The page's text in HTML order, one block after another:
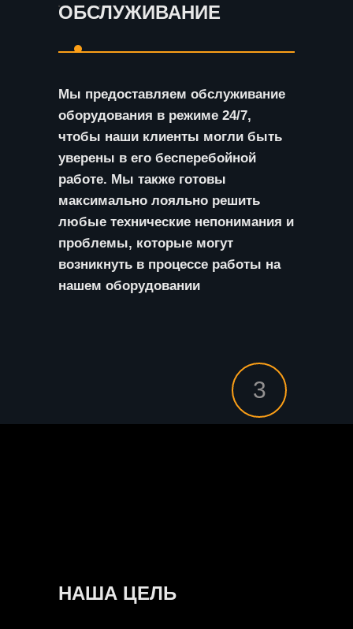
ОБСЛУЖИВАНИЕ
Мы предоставляем обслуживание
оборудования в режиме 24/7,
чтобы наши клиенты могли быть
уверены в его бесперебойной
работе. Мы также готовы
максимально лояльно решить
любые технические непонимания и
проблемы, которые могут
возникнуть в процессе работы на
нашем оборудовании
3
НАША ЦЕЛЬ